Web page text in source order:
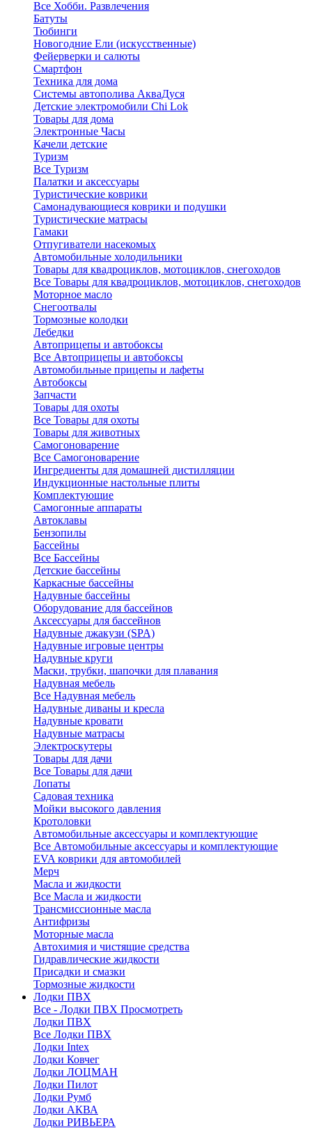
Все Хобби. Развлечения
Батуты
Тюбинги
Новогодние Ели (искусственные)
Фейерверки и салюты
Смартфон
Техника для дома
Системы автополива АкваДуся
Детские электромобили Chi Lok
Товары для дома
Электронные Часы
Качели детские
Туризм
Все Туризм
Палатки и аксессуары
Туристические коврики
Самонадувающиеся коврики и подушки
Туристические матрасы
Гамаки
Отпугиватели насекомых
Автомобильные холодильники
Товары для квадроциклов, мотоциклов, снегоходов
Все Товары для квадроциклов, мотоциклов, снегоходов
Моторное масло
Снегоотвалы
Тормозные колодки
Лебедки
Автоприцепы и автобоксы
Все Автоприцепы и автобоксы
Автомобильные прицепы и лафеты
Автобоксы
Запчасти
Товары для охоты
Все Товары для охоты
Товары для животных
Самогоноварение
Все Самогоноварение
Ингредиенты для домашней дистилляции
Индукционные настольные плиты
Комплектующие
Самогонные аппараты
Автоклавы
Бензопилы
Бассейны
Все Бассейны
Детские бассейны
Каркасные бассейны
Надувные бассейны
Оборудование для бассейнов
Аксессуары для бассейнов
Надувные джакузи (SPA)
Надувные игровые центры
Надувные круги
Маски, трубки, шапочки для плавания
Надувная мебель
Все Надувная мебель
Надувные диваны и кресла
Надувные кровати
Надувные матрасы
Электроскутеры
Товары для дачи
Все Товары для дачи
Лопаты
Садовая техника
Мойки высокого давления
Кротоловки
Автомобильные аксессуары и комплектующие
Все Автомобильные аксессуары и комплектующие
EVA коврики для автомобилей
Мерч
Масла и жидкости
Все Масла и жидкости
Трансмиссионные масла
Антифризы
Моторные масла
Автохимия и чистящие средства
Гидравлические жидкости
Присадки и смазки
Тормозные жидкости
Лодки ПВХ
Все - Лодки ПВХ Просмотреть
Лодки ПВХ
Все Лодки ПВХ
Лодки Intex
Лодки Ковчег
Лодки ЛОЦМАН
Лодки Пилот
Лодки Румб
Лодки АКВА
Лодки РИВЬЕРА